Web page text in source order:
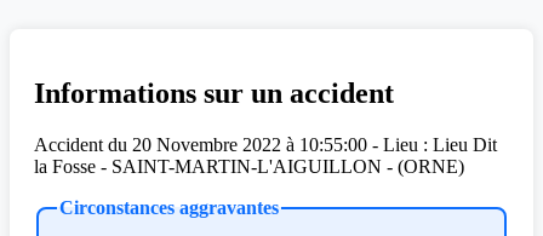
Informations sur un accident
Accident du 20 Novembre 2022 à 10:55:00 - Lieu : Lieu Dit
la Fosse - SAINT-MARTIN-L'AIGUILLON - (ORNE)
Circonstances aggravantes